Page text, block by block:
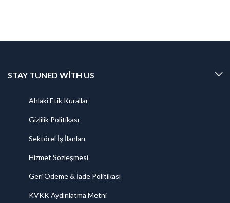
STAY TUNED WITH US
Ahlaki Etik Kurallar
Gizlilik Politikası
Sektörel İş İlanları
Hizmet Sözleşmesi
Geri Ödeme & İade Politikası
KVKK Aydınlatma Metni